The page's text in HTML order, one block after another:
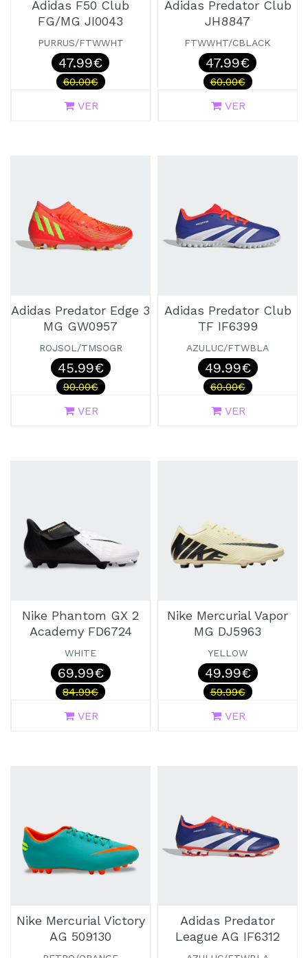
Adidas F50 Club
FG/MG JI0043
PURRUS/FTWWHT
47.99€
60.00€
VER
Adidas Predator Club
JH8847
FTWWHT/CBLACK
47.99€
60.00€
VER
Adidas Predator Edge 3
MG GW0957
ROJSOL/TMSOGR
45.99€
90.00€
VER
Adidas Predator Club
TF IF6399
AZULUC/FTWBLA
49.99€
60.00€
VER
Nike Phantom GX 2
Academy FD6724
WHITE
69.99€
84.99€
VER
Nike Mercurial Vapor
MG DJ5963
YELLOW
49.99€
59.99€
VER
Nike Mercurial Victory
AG 509130
Adidas Predator
League AG IF6312